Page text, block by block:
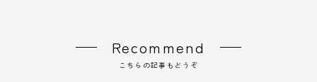
Recommend
こちらの記事もどうぞ